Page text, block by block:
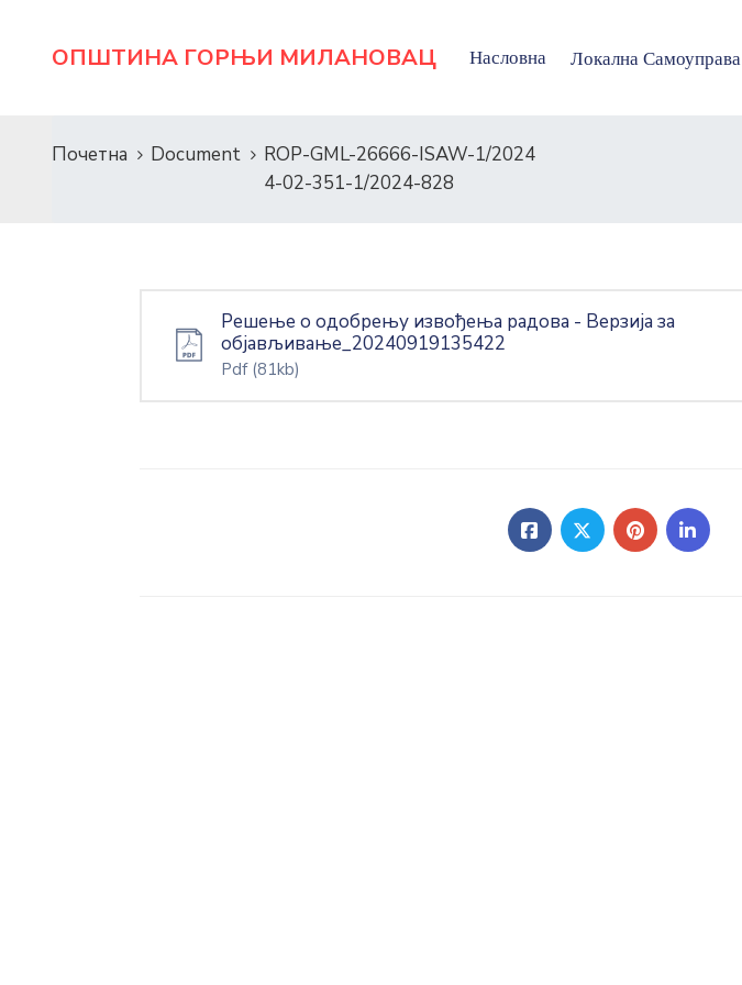
ОПШТИНА ГОРЊИ МИЛАНОВАЦ Насловна Локална Самоуправа
Почетна Document
ROP-GML-26666-ISAW-1/2024
4-02-351-1/2024-828
Решење о одобрењу извођења радова - Верзија за
објављивање_20240919135422
Pdf (81kb)